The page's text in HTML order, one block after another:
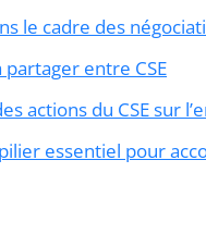
le cadre des
entre CSE
actions du CSE sur
pilier essentiel pour